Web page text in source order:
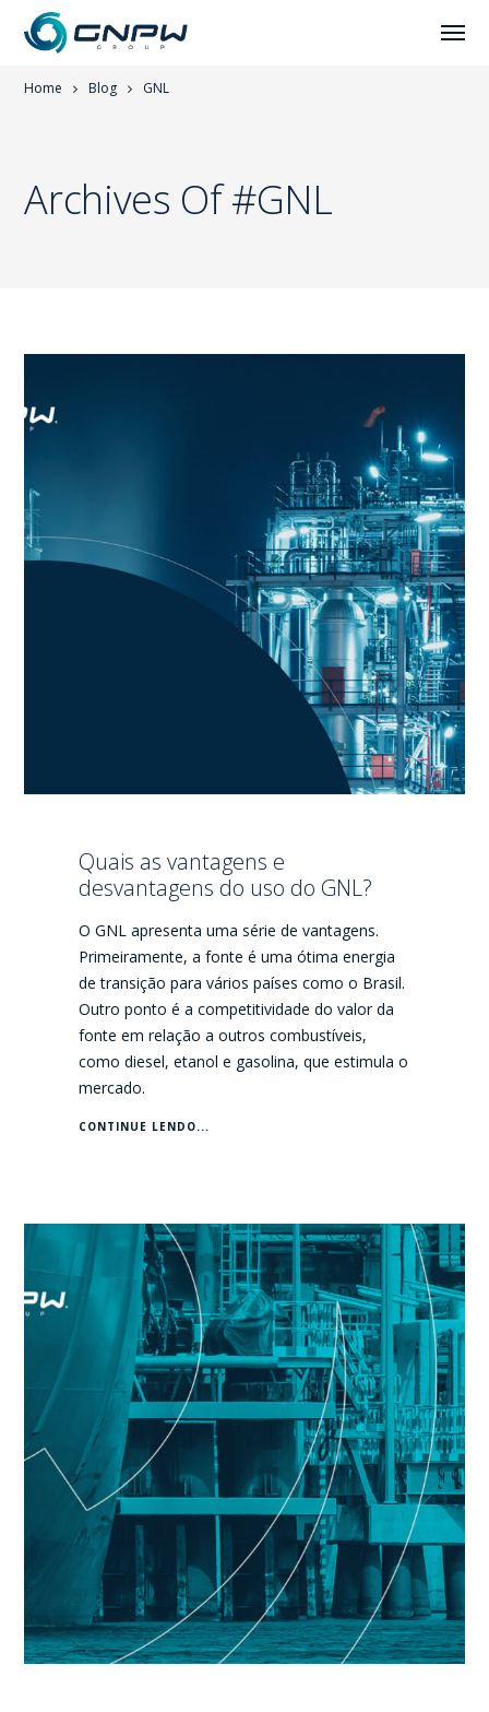
Home Blog GNL
Archives Of #GNL
Quais as vantagens e
desvantagens do uso do GNL?
O GNL apresenta uma série de vantagens.
Primeiramente, a fonte é uma ótima energia
de transição para vários países como o Brasil.
Outro ponto é a competitividade do valor da
fonte em relação a outros combustíveis,
como diesel, etanol e gasolina, que estimula o
mercado.
CONTINUE LENDO...